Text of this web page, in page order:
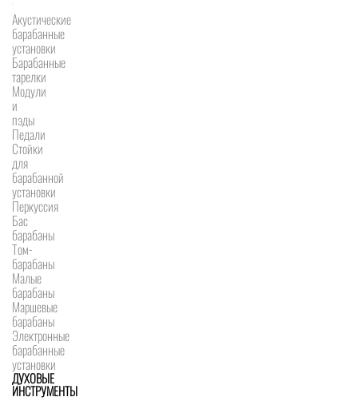
Акустические
барабанные
установки
Барабанные
тарелки
Модули
и
пэды
Педали
Стойки
для
барабанной
установки
Перкуссия
Бас
барабаны
Том-
барабаны
Малые
барабаны
Маршевые
барабаны
Электронные
барабанные
установки
ДУХОВЫЕ
ИНСТРУМЕНТЫ